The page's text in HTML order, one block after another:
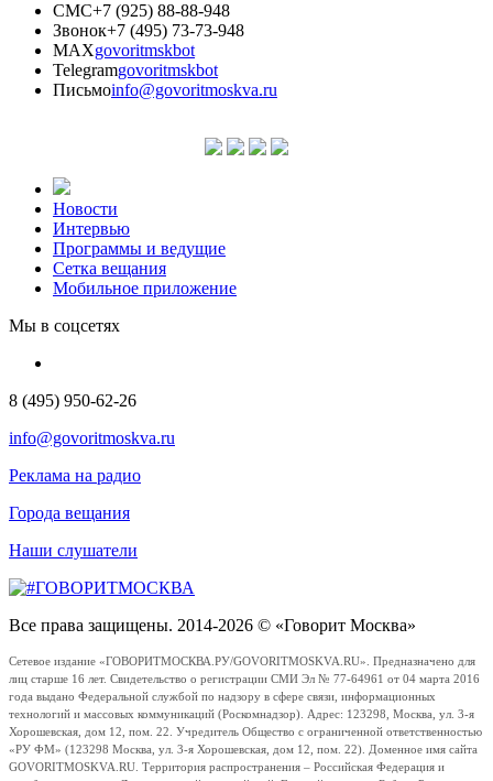
СМС+7 (925) 88-88-948
Звонок+7 (495) 73-73-948
MAXgovoritmskbot
Telegramgovoritmskbot
Письмоinfo@govoritmoskva.ru
Новости
Интервью
Программы и ведущие
Сетка вещания
Мобильное приложение
Мы в соцсетях
8 (495) 950-62-26
info@govoritmoskva.ru
Реклама на радио
Города вещания
Наши слушатели
Все права защищены. 2014-2026 © «Говорит Москва»
Сетевое издание «ГОВОРИТМОСКВА.РУ/GOVORITMOSKVA.RU». Предназначено для
лиц старше 16 лет. Свидетельство о регистрации СМИ Эл № 77-64961 от 04 марта 2016
года выдано Федеральной службой по надзору в сфере связи, информационных
технологий и массовых коммуникаций (Роскомнадзор). Адрес: 123298, Москва, ул. 3-я
Хорошевская, дом 12, пом. 22. Учредитель Общество с ограниченной ответственностью
«РУ ФМ» (123298 Москва, ул. 3-я Хорошевская, дом 12, пом. 22). Доменное имя сайта
GOVORITMOSKVA.RU. Территория распространения – Российская Федерация и